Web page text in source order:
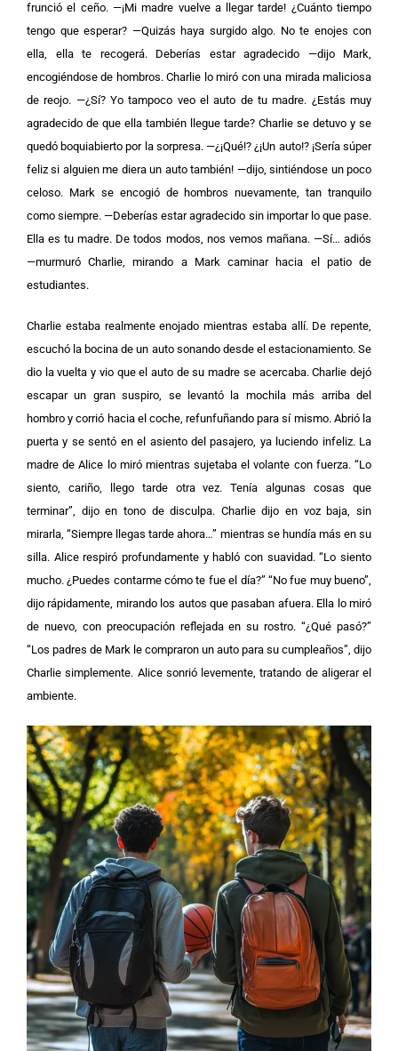
frunció el ceño. —¡Mi madre vuelve a llegar tarde! ¿Cuánto tiempo
tengo que esperar? —Quizás haya surgido algo. No te enojes con
ella, ella te recogerá. Deberías estar agradecido —dijo Mark,
encogiéndose de hombros. Charlie lo miró con una mirada maliciosa
de reojo. —¿Sí? Yo tampoco veo el auto de tu madre. ¿Estás muy
agradecido de que ella también llegue tarde? Charlie se detuvo y se
quedó boquiabierto por la sorpresa. —¿¡Qué!? ¿¡Un auto!? ¡Sería súper
feliz si alguien me diera un auto también! —dijo, sintiéndose un poco
celoso. Mark se encogió de hombros nuevamente, tan tranquilo
como siempre. —Deberías estar agradecido sin importar lo que pase.
Ella es tu madre. De todos modos, nos vemos mañana. —Sí… adiós
—murmuró Charlie, mirando a Mark caminar hacia el patio de
estudiantes.
Charlie estaba realmente enojado mientras estaba allí. De repente,
escuchó la bocina de un auto sonando desde el estacionamiento. Se
dio la vuelta y vio que el auto de su madre se acercaba. Charlie dejó
escapar un gran suspiro, se levantó la mochila más arriba del
hombro y corrió hacia el coche, refunfuñando para sí mismo. Abrió la
puerta y se sentó en el asiento del pasajero, ya luciendo infeliz. La
madre de Alice lo miró mientras sujetaba el volante con fuerza. “Lo
siento, cariño, llego tarde otra vez. Tenía algunas cosas que
terminar”, dijo en tono de disculpa. Charlie dijo en voz baja, sin
mirarla, “Siempre llegas tarde ahora…” mientras se hundía más en su
silla. Alice respiró profundamente y habló con suavidad. “Lo siento
mucho. ¿Puedes contarme cómo te fue el día?” “No fue muy bueno”,
dijo rápidamente, mirando los autos que pasaban afuera. Ella lo miró
de nuevo, con preocupación reflejada en su rostro. “¿Qué pasó?”
“Los padres de Mark le compraron un auto para su cumpleaños”, dijo
Charlie simplemente. Alice sonrió levemente, tratando de aligerar el
ambiente.